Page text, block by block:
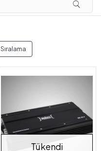
Sıralama
Tükendi